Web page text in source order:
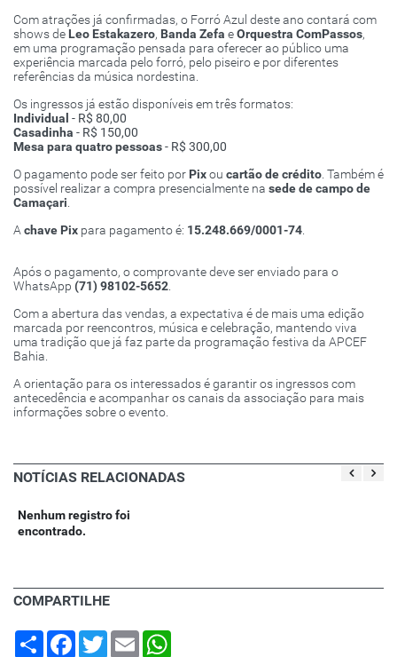
Com atrações já confirmadas, o Forró Azul deste ano contará com
shows de Leo Estakazero, Banda Zefa eOrquestra ComPassos,
em uma programação pensada para oferecer ao público uma
experiência marcada pelo forró, pelo piseiro e por diferentes
referências da música nordestina.
Os ingressos já estão disponíveis em três formatos:
Individual - R$ 80,00
Casadinha - R$ 150,00
Mesa para quatro pessoas- R$ 300,00
O pagamento pode ser feito por Pixou cartão de crédito . Também é
possível realizar a compra presencialmente na sede de campo de
Camaçari
A chave Pix para pagamento é: 15.248.669/0001-74
Após o pagamento, o comprovante deve ser enviado para o
WhatsApp (71) 98102-5652
Com a abertura das vendas, a expectativa é de mais uma edição
marcada por reencontros, música e celebração, mantendo viva
uma tradição que já faz parte da programação festiva da APCEF
Bahia.
A orientação para os interessados é garantir os ingressos com
antecedência e acompanhar os canais da associação para mais
informações sobre o evento.
NOTÍCIAS RELACIONADAS
Nenhum registro foi
encontrado.
COMPARTILHE
Share Facebook
TwitterEmail